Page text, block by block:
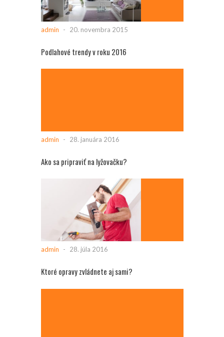
admin - 20. novembra 2015
Podlahové trendy v roku 2016
admin - 28. januára 2016
Ako sa pripraviť na lyžovačku?
admin - 28. júla 2016
Ktoré opravy zvládnete aj sami?